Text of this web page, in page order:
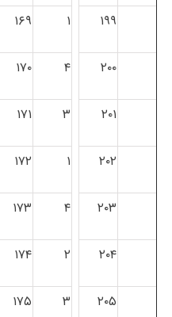
۱۹۹ ۱ ۱۶۹
۲۰۰ ۴ ۱۷۰
۲۰۱ ۳ ۱۷۱
۲۰۲ ۱ ۱۷۲
۲۰۳ ۴ ۱۷۳
۲۰۴ ۲ ۱۷۴
۲۰۵ ۳ ۱۷۵